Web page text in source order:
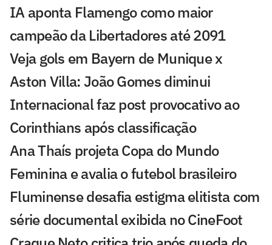
IA aponta Flamengo como maior
campeão da Libertadores até 2091
Veja gols em Bayern de Munique x
Aston Villa: João Gomes diminui
Internacional faz post provocativo ao
Corinthians após classificação
Ana Thaís projeta Copa do Mundo
Feminina e avalia o futebol brasileiro
Fluminense desafia estigma elitista com
série documental exibida no CineFoot